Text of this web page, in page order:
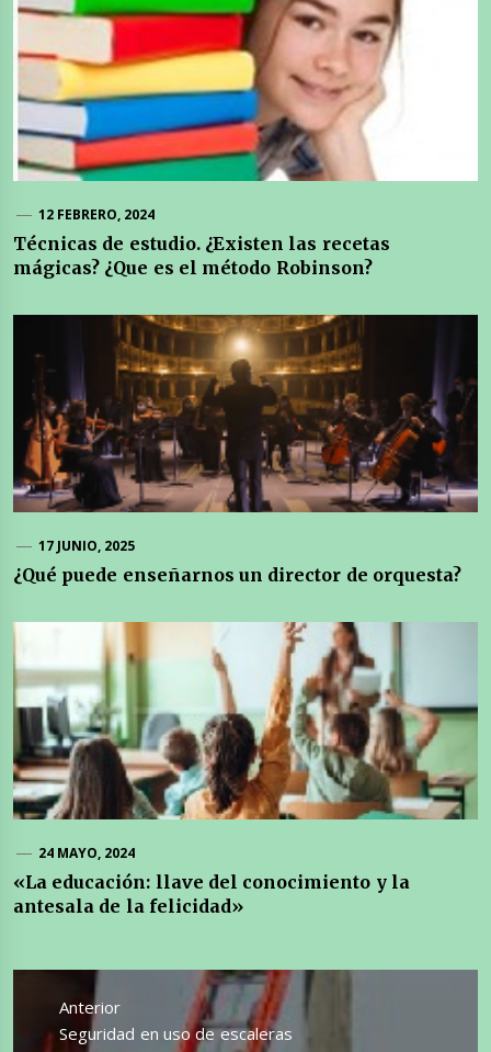
12 FEBRERO, 2024
Técnicas de estudio. ¿Existen las recetas
mágicas? ¿Que es el método Robinson?
17 JUNIO, 2025
¿Qué puede enseñarnos un director de orquesta?
24 MAYO, 2024
«La educación: llave del conocimiento y la
antesala de la felicidad»
Navegación
entradas
Anterior
Entrada
Seguridad en uso de escaleras